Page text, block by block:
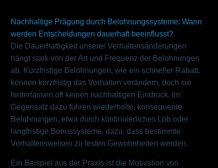
Nachhaltige Prägung durch Belohnungssysteme: Wann
werden Entscheidungen dauerhaft beeinflusst?
Die Dauerhaftigkeit unserer Verhaltensänderungen
hängt stark von der Art und Frequenz der Belohnungen
ab. Kurzfristige Belohnungen, wie ein schneller Rabatt,
können kurzfristig das Verhalten verändern, doch sie
hinterlassen oft keinen nachhaltigen Eindruck. Im
Gegensatz dazu führen wiederholte, konsequente
Belohnungen, etwa durch kontinuierliches Lob oder
langfristige Bonussysteme, dazu, dass bestimmte
Verhaltensweisen zu festen Gewohnheiten werden.
Ein Beispiel aus der Praxis ist die Motivation von